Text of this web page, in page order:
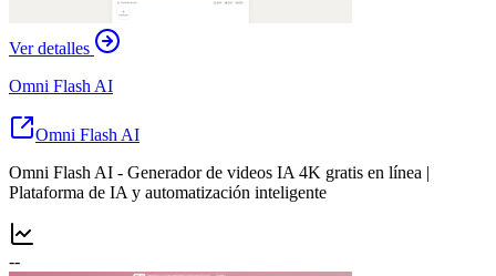
Ver detalles
Omni Flash AI
Omni Flash AI
Omni Flash AI - Generador de videos IA 4K gratis en línea |
Plataforma de IA y automatización inteligente
--